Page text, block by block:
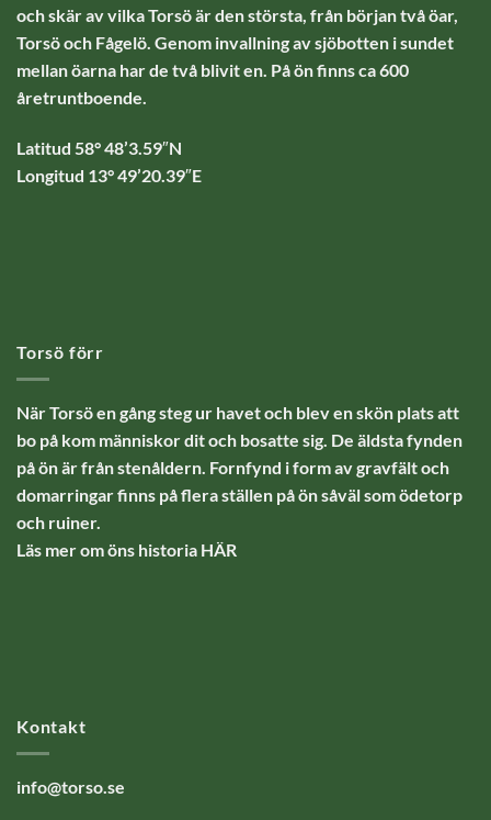
och skär av vilka Torsö är den största, från början två öar,
Torsö och Fågelö. Genom invallning av sjöbotten i sundet
mellan öarna har de två blivit en. På ön finns ca 600
åretruntboende.
Latitud 58° 48’3.59″N
Longitud 13° 49’20.39″E
Torsö förr
När Torsö en gång steg ur havet och blev en skön plats att
bo på kom människor dit och bosatte sig. De äldsta fynden
på ön är från stenåldern. Fornfynd i form av gravfält och
domarringar finns på flera ställen på ön såväl som ödetorp
och ruiner.
Läs mer om öns historia HÄR
Kontakt
info@torso.se